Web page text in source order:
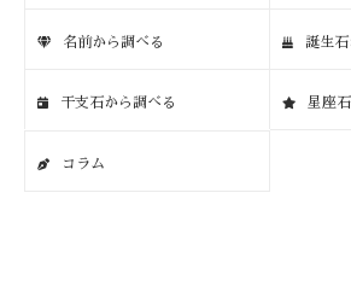
名前から調べる 誕生
干支石から調べる 星座
コラム